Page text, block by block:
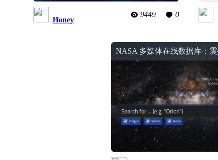
Honey
0
9449
NASA 多媒体在线数据库：
宇宙奇观